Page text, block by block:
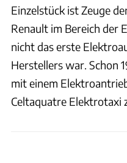
Einzelstück ist Zeuge
Renault im Bereich der
nicht das erste
Herstellers war. Schon
mit einem
Celtaquatre Elektrotaxi